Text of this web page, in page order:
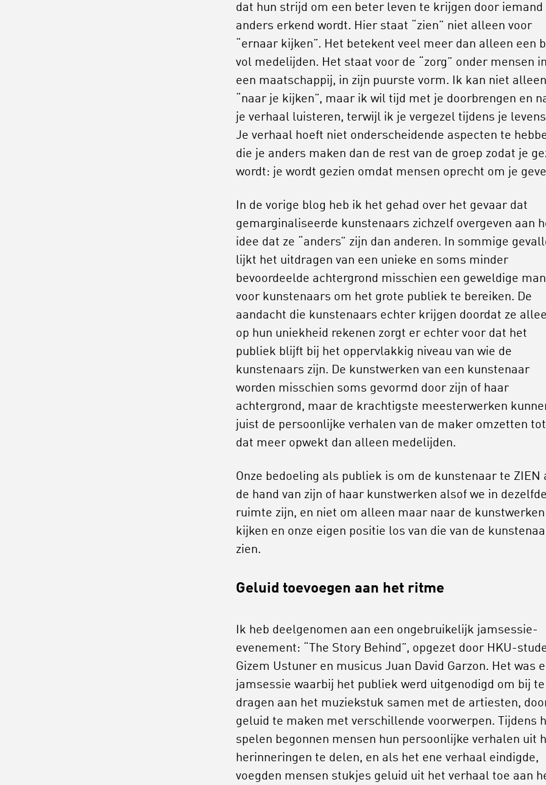
dat hun strijd om een beter leven te krijgen door iemand
anders erkend wordt. Hier staat “zien” niet alleen voor
“ernaar kijken”. Het betekent veel meer dan alleen een
vol medelijden. Het staat voor de “zorg” onder mensen in
een maatschappij, in zijn puurste vorm. Ik kan niet alleen
“naar je kijken”, maar ik wil tijd met je doorbrengen en
je verhaal luisteren, terwijl ik je vergezel tijdens je
Je verhaal hoeft niet onderscheidende aspecten te
die je anders maken dan de rest van de groep zodat je
wordt: je wordt gezien omdat mensen oprecht om je
In de vorige blog heb ik het gehad over het gevaar dat
gemarginaliseerde kunstenaars zichzelf overgeven aan
idee dat ze “anders” zijn dan anderen. In sommige
lijkt het uitdragen van een unieke en soms minder
bevoordeelde achtergrond misschien een geweldige
voor kunstenaars om het grote publiek te bereiken. De
aandacht die kunstenaars echter krijgen doordat ze
op hun uniekheid rekenen zorgt er echter voor dat het
publiek blijft bij het oppervlakkig niveau van wie de
kunstenaars zijn. De kunstwerken van een kunstenaar
worden misschien soms gevormd door zijn of haar
achtergrond, maar de krachtigste meesterwerken
juist de persoonlijke verhalen van de maker omzetten
dat meer opwekt dan alleen medelijden.
Onze bedoeling als publiek is om de kunstenaar te ZIEN
de hand van zijn of haar kunstwerken alsof we in dezelfde
ruimte zijn, en niet om alleen maar naar de
kijken en onze eigen positie los van die van de
zien.
Geluid toevoegen aan het ritme
Ik heb deelgenomen aan een ongebruikelijk jamsessie-
evenement: “The Story Behind”, opgezet door HKU-
Gizem Ustuner en musicus Juan David Garzon. Het was
jamsessie waarbij het publiek werd uitgenodigd om bij te
dragen aan het muziekstuk samen met de artiesten,
geluid te maken met verschillende voorwerpen. Tijdens
spelen begonnen mensen hun persoonlijke verhalen uit
herinneringen te delen, en als het ene verhaal eindigde,
voegden mensen stukjes geluid uit het verhaal toe aan